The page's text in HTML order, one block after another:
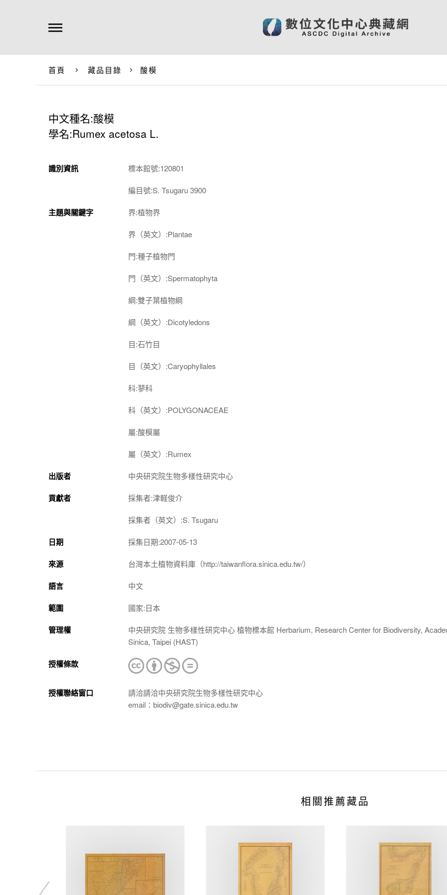
首頁 藏品目錄 酸模
中文種名:酸模
學名:Rumex acetosa L.
識別資訊 標本館號:120801
編目號:S. Tsugaru 3900
主題與關鍵字 界:植物界
界（英文）:Plantae
門:種子植物門
門（英文）:Spermatophyta
綱:雙子葉植物綱
綱（英文）:Dicotyledons
目:石竹目
目（英文）:Caryophyllales
科:蓼科
科（英文）:POLYGONACEAE
屬:酸模屬
屬（英文）:Rumex
出版者 中央研究院生物多樣性研究中心
貢獻者 採集者:津軽俊介
採集者（英文）:S. Tsugaru
日期 採集日期:2007-05-13
來源 台灣本土植物資料庫（http://taiwanflora.sinica.edu.tw/）
語言 中文
範圍 國家:日本
管理權
中央研究院 生物多樣性研究中心 植物標本館 Herbarium, Research Center for Biodiversity,
Sinica, Taipei (HAST)
授權條款
授權聯絡窗口
請洽請洽中央研究院生物多樣性研究中心
email：biodiv@gate.sinica.edu.tw
相關推薦藏品